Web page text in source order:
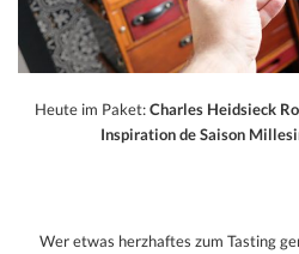
Heute im Paket:Charles Heidsieck
Inspiration de Saison
Wer etwas herzhaftes zum Tasting